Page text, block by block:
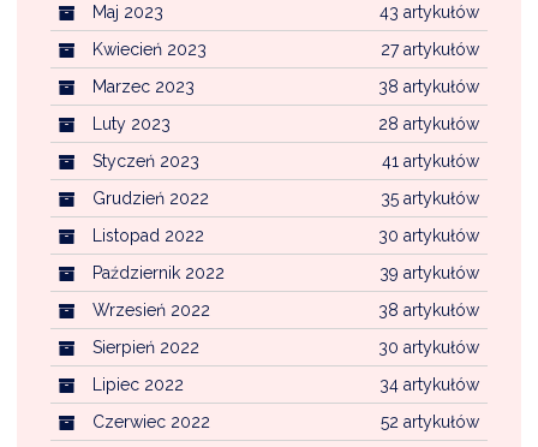
43 artykułów
Maj 2023
27 artykułów
Kwiecień 2023
38 artykułów
Marzec 2023
28 artykułów
Luty 2023
41 artykułów
Styczeń 2023
35 artykułów
Grudzień 2022
30 artykułów
Listopad 2022
39 artykułów
Październik 2022
38 artykułów
Wrzesień 2022
30 artykułów
Sierpień 2022
34 artykułów
Lipiec 2022
52 artykułów
Czerwiec 2022